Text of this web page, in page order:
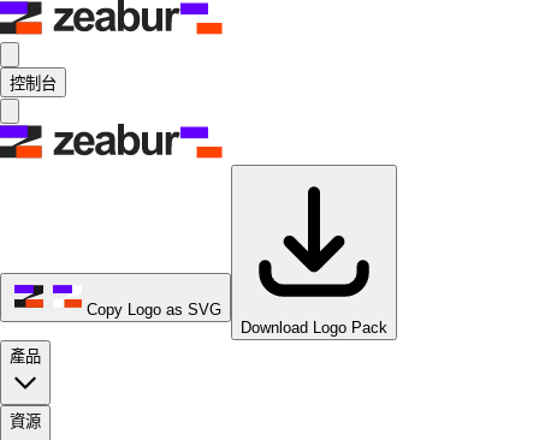
控制台
Copy Logo as SVG
Download Logo Pack
產品
資源